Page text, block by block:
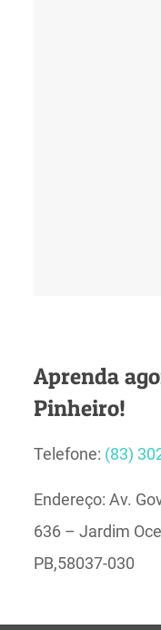
Aprenda
Pinheiro!
Telefone: (83)
Endereço: Av.
636 – Jardim
PB,58037-030